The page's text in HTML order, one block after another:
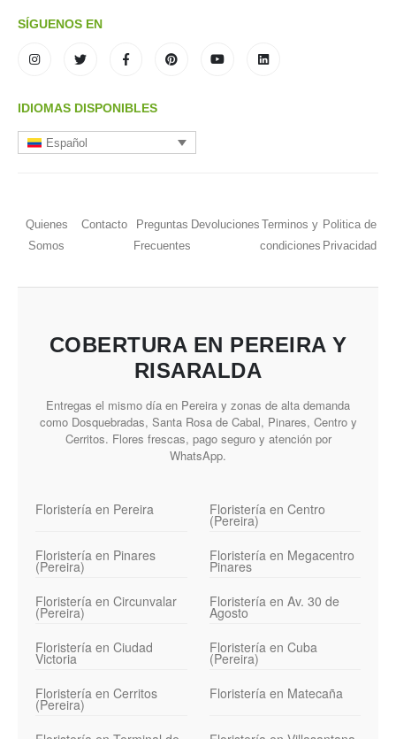
SÍGUENOS EN
IDIOMAS DISPONIBLES
Español
Quienes
Somos
Contacto
Preguntas
Frecuentes
Devoluciones Terminos y
condiciones
Politica de
Privacidad
COBERTURA EN PEREIRA Y
RISARALDA
Entregas el mismo día en Pereira y zonas de alta demanda
como Dosquebradas, Santa Rosa de Cabal, Pinares, Centro y
Cerritos. Flores frescas, pago seguro y atención por
WhatsApp.
Floristería en Pereira Floristería en Centro
(Pereira)
Floristería en Pinares
(Pereira)
Floristería en Megacentro
Pinares
Floristería en Circunvalar
(Pereira)
Floristería en Av. 30 de
Agosto
Floristería en Ciudad
Victoria
Floristería en Cuba
(Pereira)
Floristería en Cerritos
(Pereira)
Floristería en Matecaña